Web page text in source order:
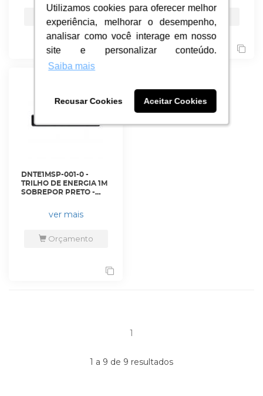
Utilizamos cookies para oferecer melhor
experiência, melhorar o desempenho,
analisar como você interage em nosso
site e personalizar conteúdo.
Saiba mais
Recusar Cookies Aceitar Cookies
Utilizamos cookies para oferecer melhor
experiência, melhorar o desempenho,
analisar como você interage em nosso
site e personalizar conteúdo.
Saiba mais
Recusar Cookies Aceitar Cookies
Orçamento Orçamento
DNTE1MSP-001-0 -
TRILHO DE ENERGIA 1M
SOBREPOR PRETO -
ver mais
Orçamento
1
1 a 9 de 9 resultados